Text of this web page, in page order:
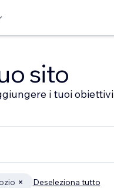
sito
i tuoi obiettivi
Deseleziona tutto